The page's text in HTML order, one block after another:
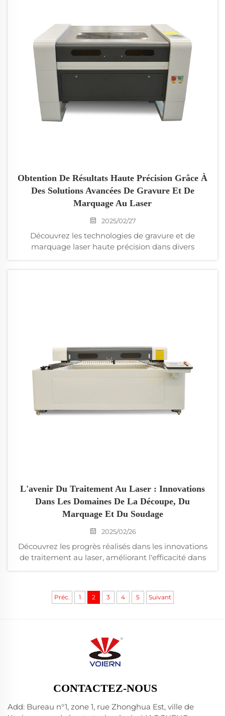
Obtention De Résultats Haute Précision Grâce À
Des Solutions Avancées De Gravure Et De
Marquage Au Laser
2025/02/27
Découvrez les technologies de gravure et de
marquage laser haute précision dans divers
L'avenir Du Traitement Au Laser : Innovations
Dans Les Domaines De La Découpe, Du
Marquage Et Du Soudage
2025/02/26
Découvrez les progrès réalisés dans les innovations
de traitement au laser, améliorant l'efficacité dans
ce marché en pleine croissance, évalué à 44,09
milliards de dollars d'ici 2032.
Préc. 1 2 3 4 5 Suivant
CONTACTEZ-NOUS
Add: Bureau n°1, zone 1, rue Zhonghua Est, ville de